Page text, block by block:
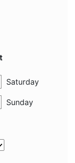
Saturday
Sunday